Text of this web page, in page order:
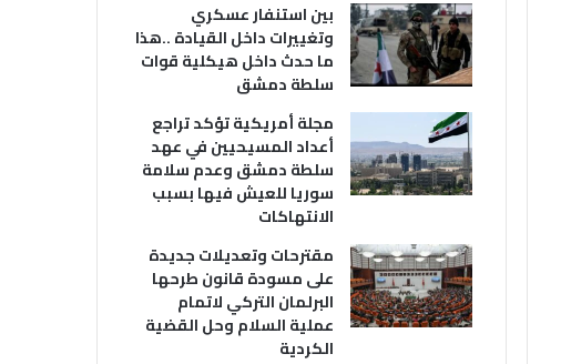
بين استنفار عسكري
وتغييرات داخل القيادة ..هذا
ما حدث داخل هيكلية قوات
سلطة دمشق
مجلة أمريكية تؤكد تراجع
أعداد المسيحيين في عهد
سلطة دمشق وعدم سلامة
سوريا للعيش فيها بسبب
الانتهاكات
مقترحات وتعديلات جديدة
على مسودة قانون طرحها
البرلمان التركي لاتمام
عملية السلام وحل القضية
الكردية